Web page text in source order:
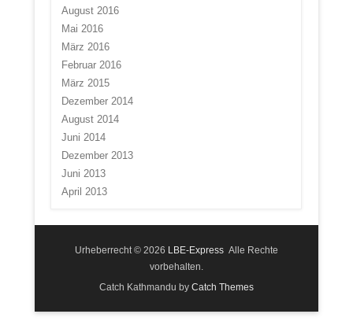
August 2016
Mai 2016
März 2016
Februar 2016
März 2015
Dezember 2014
August 2014
Juni 2014
Dezember 2013
Juni 2013
April 2013
Urheberrecht © 2026 LBE-Express Alle Rechte
vorbehalten.
Catch Kathmandu by Catch Themes